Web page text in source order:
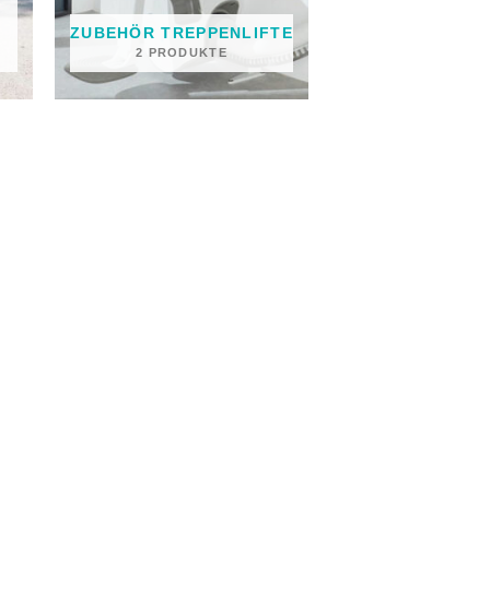
ZUBEHÖR TREPPENLIFTE
2 PRODUKTE